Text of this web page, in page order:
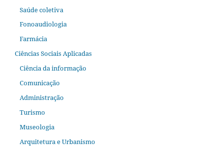
Saúde coletiva
Fonoaudiologia
Farmácia
Ciências Sociais Aplicadas
Ciência da informação
Comunicação
Administração
Turismo
Museologia
Arquitetura e Urbanismo